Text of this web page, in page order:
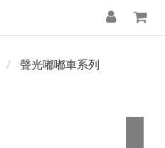
聲光嘟嘟車系列